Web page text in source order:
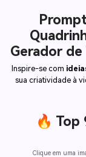
Gerador
Inspire-se com
sua criatividade à
🔥 Top
Clique em uma